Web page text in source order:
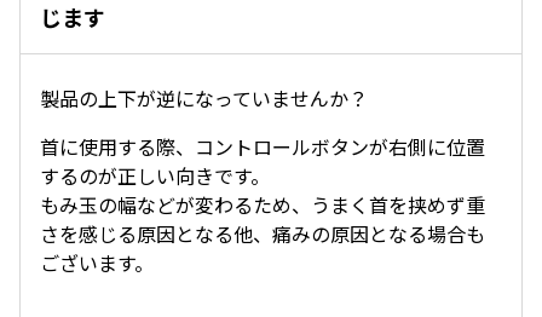
じます
製品の上下が逆になっていませんか？
首に使用する際、コントロールボタンが右側に位置
するのが正しい向きです。
もみ玉の幅などが変わるため、うまく首を挟めず重
さを感じる原因となる他、痛みの原因となる場合も
ございます。